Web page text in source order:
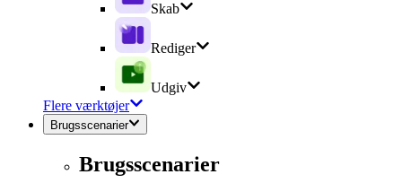
Skab
Rediger
Udgiv
Flere værktøjer
Brugsscenarier
Brugsscenarier